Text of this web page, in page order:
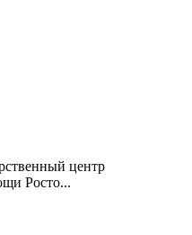
центр
Росто...